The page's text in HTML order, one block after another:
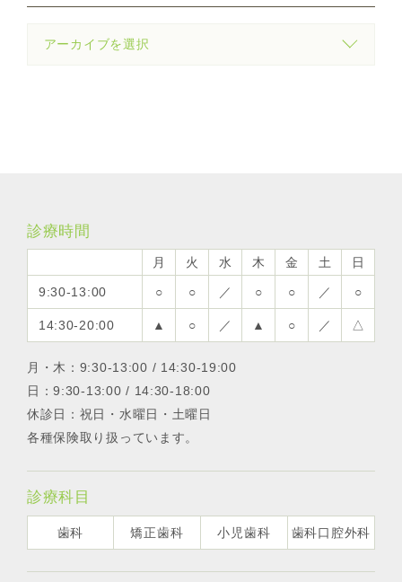
診療時間
月 火 水 木 金 土 日
9:30-13:00 ○ ○ ／ ○ ○ ／ ○
14:30-20:00 ▲ ○ ／ ▲ ○ ／ △
月・木：9:30-13:00 / 14:30-19:00
日：9:30-13:00 / 14:30-18:00
休診日：祝日・水曜日・土曜日
各種保険取り扱っています。
診療科目
歯科 矯正歯科 小児歯科 歯科口腔外科